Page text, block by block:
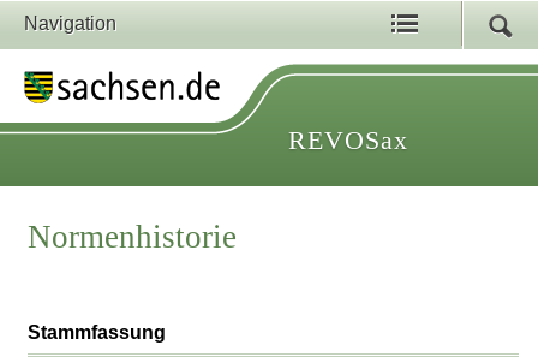
Navigation
REVOSax
Normenhistorie
Stammfassung